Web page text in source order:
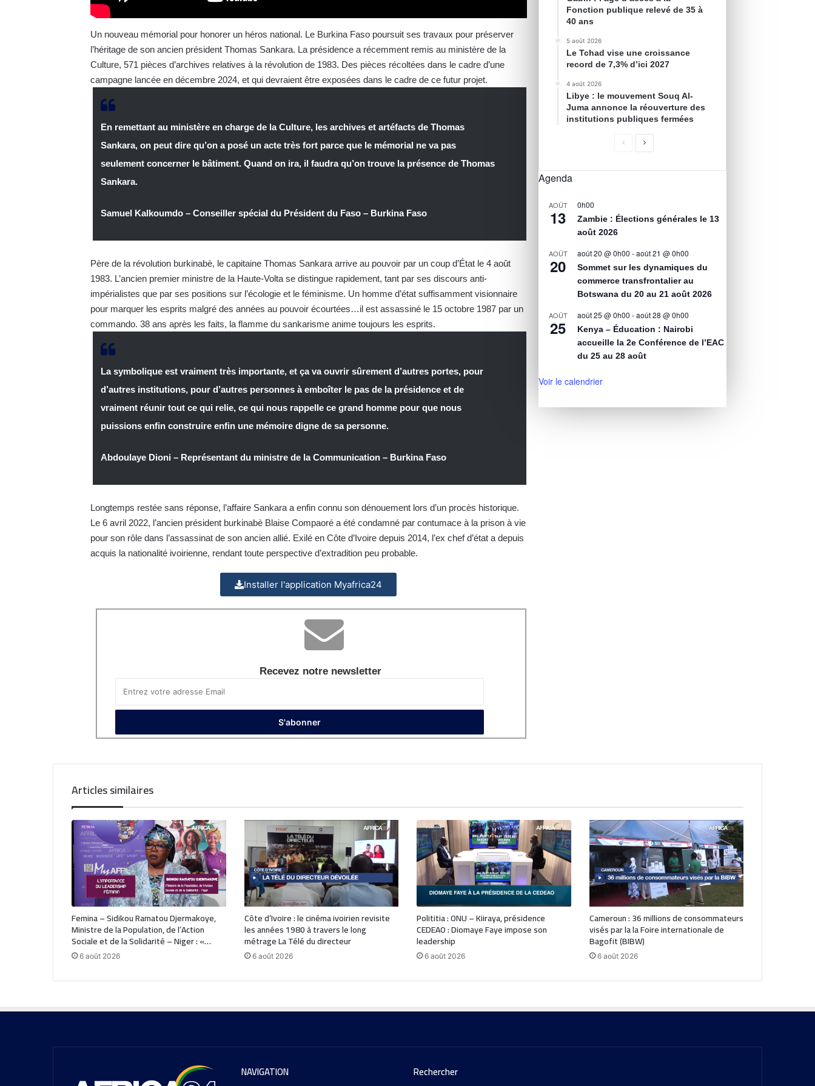
Un nouveau mémorial pour honorer un héros national. Le Burkina Faso poursuit ses travaux pour préserver
l’héritage de son ancien président Thomas Sankara. La présidence a récemment remis au ministère de la
Culture, 571 pièces d’archives relatives à la révolution de 1983. Des pièces récoltées dans le cadre d’une
campagne lancée en décembre 2024, et qui devraient être exposées dans le cadre de ce futur projet.
En remettant au ministère en charge de la Culture, les archives et artéfacts de Thomas
Sankara, on peut dire qu’on a posé un acte très fort parce que le mémorial ne va pas
seulement concerner le bâtiment. Quand on ira, il faudra qu’on trouve la présence de Thomas
Sankara.
Samuel Kalkoumdo – Conseiller spécial du Président du Faso – Burkina Faso
Père de la révolution burkinabè, le capitaine Thomas Sankara arrive au pouvoir par un coup d’État le 4 août
1983. L’ancien premier ministre de la Haute-Volta se distingue rapidement, tant par ses discours anti-
impérialistes que par ses positions sur l’écologie et le féminisme. Un homme d’état suffisamment visionnaire
pour marquer les esprits malgré des années au pouvoir écourtées…il est assassiné le 15 octobre 1987 par un
commando. 38 ans après les faits, la flamme du sankarisme anime toujours les esprits.
La symbolique est vraiment très importante, et ça va ouvrir sûrement d’autres portes, pour
d’autres institutions, pour d’autres personnes à emboîter le pas de la présidence et de
vraiment réunir tout ce qui relie, ce qui nous rappelle ce grand homme pour que nous
puissions enfin construire enfin une mémoire digne de sa personne.
Abdoulaye Dioni – Représentant du ministre de la Communication – Burkina Faso
Longtemps restée sans réponse, l’affaire Sankara a enfin connu son dénouement lors d’un procès historique.
Le 6 avril 2022, l’ancien président burkinabè Blaise Compaoré a été condamné par contumace à la prison à vie
pour son rôle dans l’assassinat de son ancien allié. Exilé en Côte d’Ivoire depuis 2014, l’ex chef d’état a depuis
acquis la nationalité ivoirienne, rendant toute perspective d’extradition peu probable.
Installer l'application Myafrica24
Recevez notre newsletter
Fonction publique relevé de 35 à
40 ans
5 août 2026
Le Tchad vise une croissance
record de 7,3% d’ici 2027
4 août 2026
Libye : le mouvement Souq Al-
Juma annonce la réouverture des
institutions publiques fermées
Agenda
AOÛT
13
0h00
Zambie : Élections générales le 13
août 2026
AOÛT
20
août 20 @ 0h00 -août 21 @ 0h00
Sommet sur les dynamiques du
commerce transfrontalier au
Botswana du 20 au 21 août 2026
AOÛT
25
août 25 @ 0h00 -août 28 @ 0h00
Kenya – Éducation : Nairobi
accueille la 2e Conférence de l’EAC
du 25 au 28 août
Voir le calendrier
Articles similaires
Femina – Sidikou Ramatou Djermakoye,
Ministre de la Population, de l’Action
Sociale et de la Solidarité – Niger : «…
6 août 2026
Côte d’Ivoire : le cinéma ivoirien revisite
les années 1980 à travers le long
métrage La Télé du directeur
6 août 2026
Polititia : ONU – Kiiraya, présidence
CEDEAO : Diomaye Faye impose son
leadership
6 août 2026
Cameroun : 36 millions de consommateurs
visés par la la Foire internationale de
Bagofit (BIBW)
6 août 2026
NAVIGATION Rechercher